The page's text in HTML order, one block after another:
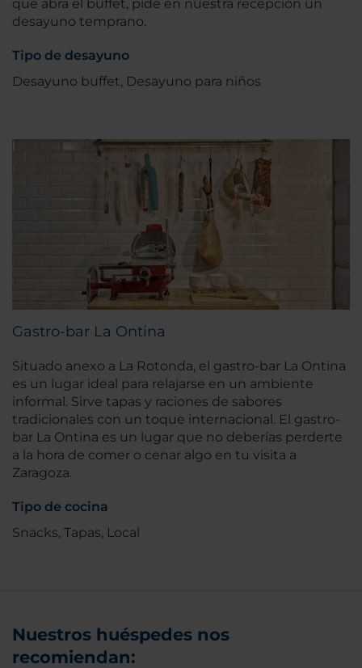
que abra el buffet, pide en nuestra recepción un
desayuno temprano.
Tipo de desayuno
Desayuno buffet, Desayuno para niños
Gastro-bar La Ontina
Situado anexo a La Rotonda, el gastro-bar La Ontina
es un lugar ideal para relajarse en un ambiente
informal. Sirve tapas y raciones de sabores
tradicionales con un toque internacional. El gastro-
bar La Ontina es un lugar que no deberías perderte
a la hora de comer o cenar algo en tu visita a
Zaragoza.
Tipo de cocina
Snacks, Tapas, Local
Nuestros huéspedes nos
recomiendan: